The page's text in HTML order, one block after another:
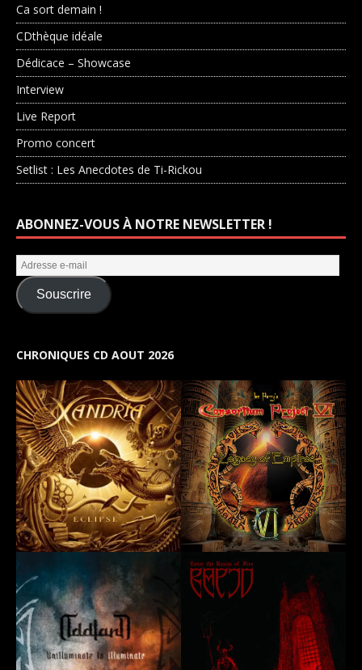
Ca sort demain !
CDthèque idéale
Dédicace – Showcase
Interview
Live Report
Promo concert
Setlist : Les Anecdotes de Ti-Rickou
ABONNEZ-VOUS À NOTRE NEWSLETTER !
Souscrire
CHRONIQUES CD AOUT 2026